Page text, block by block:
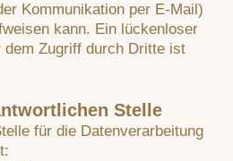
Kommunikation per E-Mail)
kann. Ein lückenloser
dem Zugriff durch Dritte ist
Stelle
für die Datenverarbeitung